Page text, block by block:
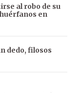
al robo de su
en
dedo, filosos